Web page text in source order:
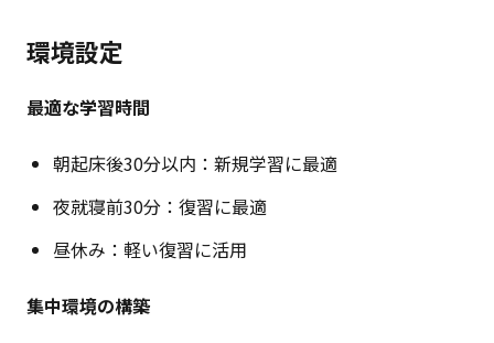
環境設定
最適な学習時間
朝起床後30分以内：新規学習に最適
夜就寝前30分：復習に最適
昼休み：軽い復習に活用
集中環境の構築